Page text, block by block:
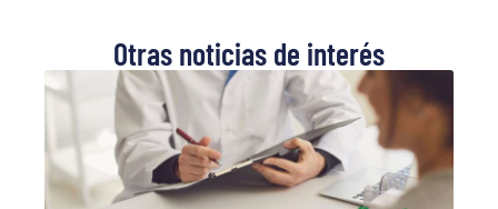
Otras noticias de interés